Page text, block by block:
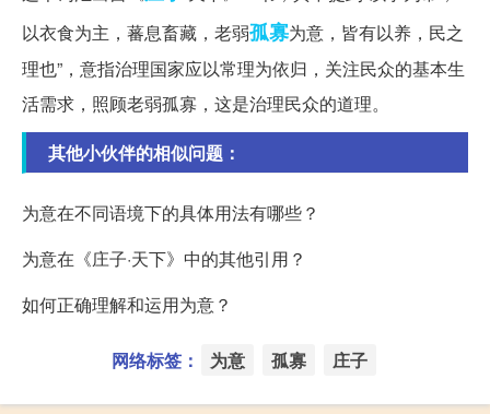
以衣食为主，蕃息畜藏，老弱孤寡为意，皆有以养，民之
理也”，意指治理国家应以常理为依归，关注民众的基本生
活需求，照顾老弱孤寡，这是治理民众的道理。
其他小伙伴的相似问题：
为意在不同语境下的具体用法有哪些？
为意在《庄子·天下》中的其他引用？
如何正确理解和运用为意？
网络标签： 为意 孤寡 庄子